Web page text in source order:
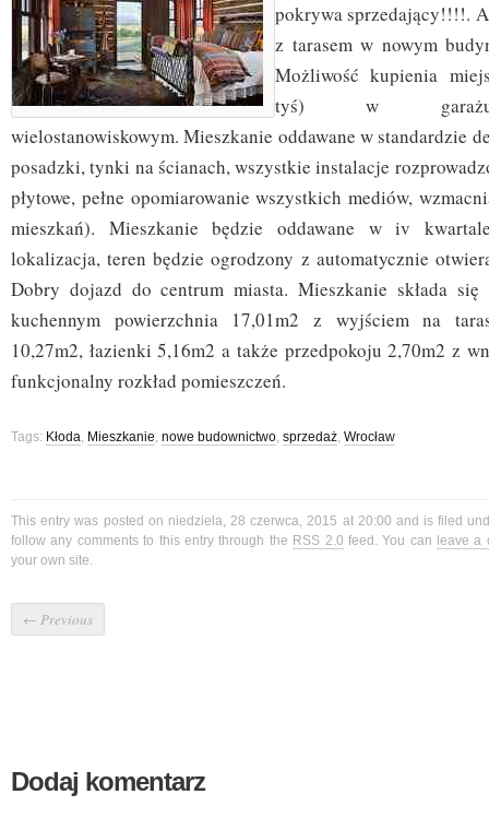
pokrywa sprzedający!!!!.
z tarasem w nowym
Możliwość kupienia
tyś) w garażu
wielostanowiskowym. Mieszkanie oddawane w standardzie
posadzki, tynki na ścianach, wszystkie instalacje
płytowe, pełne opomiarowanie wszystkich mediów,
mieszkań). Mieszkanie będzie oddawane w iv
lokalizacja, teren będzie ogrodzony z automatycznie
Dobry dojazd do centrum miasta. Mieszkanie składa
kuchennym powierzchnia 17,01m2 z wyjściem na
10,27m2, łazienki 5,16m2 a także przedpokoju 2,70m2 z
funkcjonalny rozkład pomieszczeń.
Tags: Kłoda, Mieszkanie, nowe budownictwo, sprzedaż, Wrocław
This entry was posted on niedziela, 28 czerwca, 2015 at 20:00 and is filed
follow any comments to this entry through the RSS 2.0 feed. You can leave a
your own site.
← Previous
Dodaj komentarz